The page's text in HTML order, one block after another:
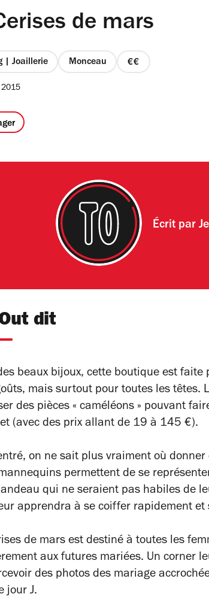
de mars
| Joaillerie Monceau
prix
2015
Écrit par
dit
beaux bijoux, cette boutique est faite
mais surtout pour toutes les têtes.
des pièces « caméléons » pouvant
(avec des prix allant de 19 à 145 €).
on ne sait plus vraiment où
permettent de se
qui ne seraient pas habiles de
apprendra à se coiffer rapidement et
de mars est destiné à toutes les
aux futures mariées. Un corner
des photos des mariage
jour J.